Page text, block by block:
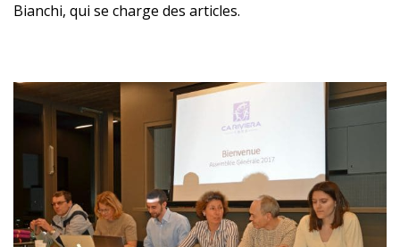
Bianchi, qui se charge des articles.